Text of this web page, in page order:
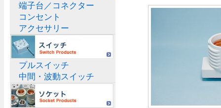
端子台／コネクター
コンセント
アクセサリー
プルスイッチ
中間・波動スイッチ